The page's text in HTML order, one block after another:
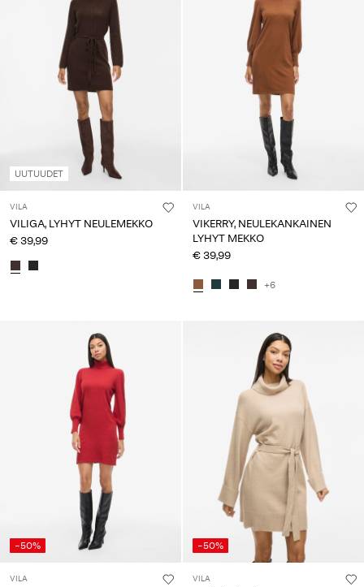
UUTUUDET
VILA
VILIGA, LYHYT NEULEMEKKO
€ 39,99
VILA
VIKERRY, NEULEKANKAINEN
LYHYT MEKKO
€ 39,99
+6
-50%
VILA
-50%
VILA